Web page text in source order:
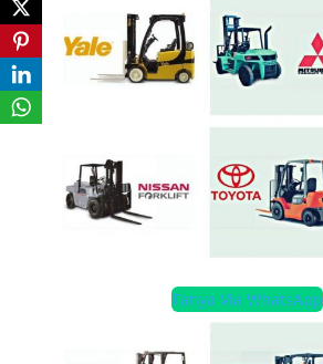
Tanya Via WhatsApp